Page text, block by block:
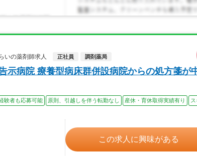
の薬剤師求人
正社員 調剤薬局
示病院 療養型病床群併設病院からの処方箋が
験者も応募可能 原則、引越しを伴う転勤なし 産休・育休取得実績有り
この求人に興味がある